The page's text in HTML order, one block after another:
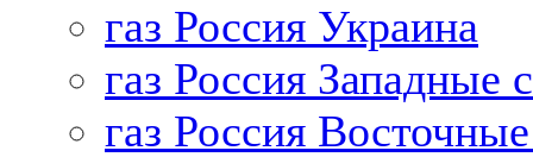
газ Россия Украина
газ Россия Западные
газ Россия